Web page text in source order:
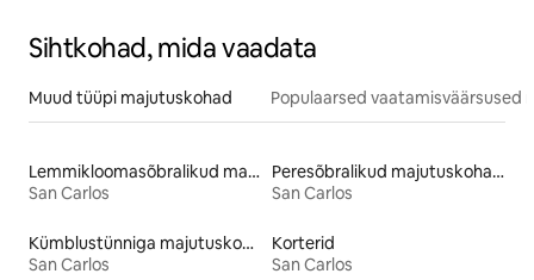
Sihtkohad, mida vaadata
Muud tüüpi majutuskohad Populaarsed vaatamisväärsused
Lemmikloomasõbralikud majutuskohad
San Carlos
Peresõbralikud majutuskohad
San Carlos
Kümblustünniga majutuskohad
San Carlos
Korterid
San Carlos